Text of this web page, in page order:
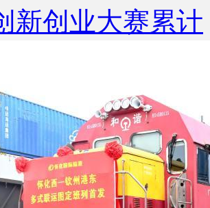
新创业大赛累计